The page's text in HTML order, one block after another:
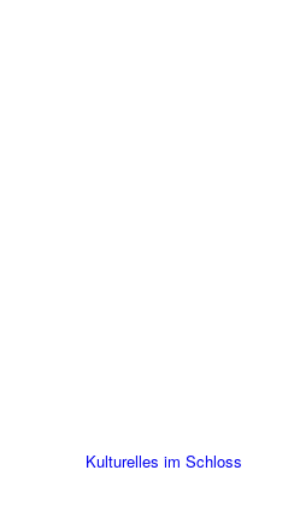
Kulturelles im Schloss